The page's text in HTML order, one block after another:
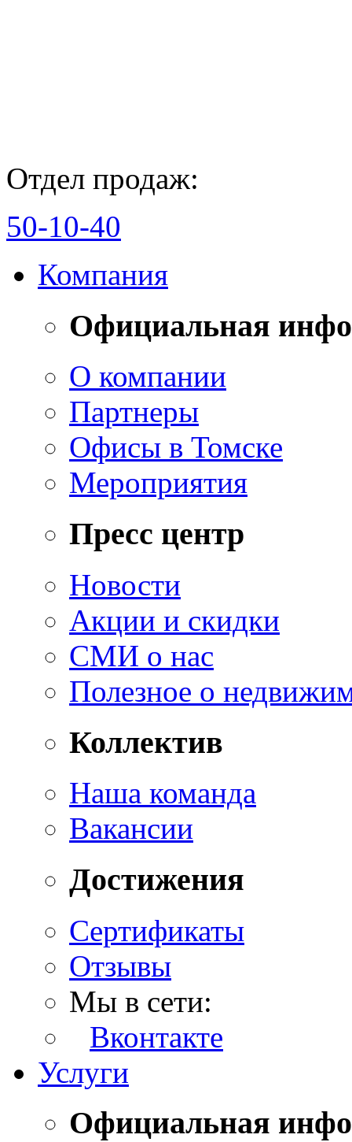
Отдел продаж:
50-10-40
Компания
Официальная
О компании
Партнеры
Офисы в Томске
Мероприятия
Пресс центр
Новости
Акции и скидки
СМИ о нас
Полезное о
Коллектив
Наша команда
Вакансии
Достижения
Сертификаты
Отзывы
Мы в сети:
Вконтакте
Услуги
Официальная